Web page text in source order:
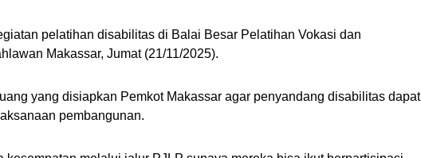
pelatihan disabilitas di Balai Besar Pelatihan Vokasi dan
Makassar, Jumat (21/11/2025).
yang disiapkan Pemkot Makassar agar penyandang disabilitas dapat
pembangunan.